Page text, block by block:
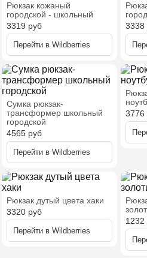
Рюкзак кожаный
городской - школьный
3319 руб
Перейти в Wildberries
3338
Сумка рюкзак-
трансформер школьный
городской
4565 руб
Перейти в Wildberries
3776
Рюкзак дутый цвета хаки
3320 руб
Перейти в Wildberries
1232